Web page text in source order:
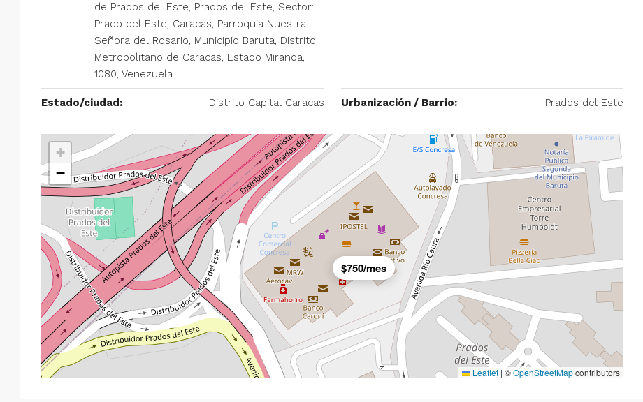
de Prados del Este, Prados del Este, Sector:
Prado del Este, Caracas, Parroquia Nuestra
Señora del Rosario, Municipio Baruta, Distrito
Metropolitano de Caracas, Estado Miranda,
1080, Venezuela
Estado/ciudad: Distrito Capital Caracas Urbanización / Barrio: Prados del Este
$750/mes
+
−
Leaflet | ©OpenStreetMapcontributors
$750/mes
Alquiler en Prados del Este – 2
Habitaciones, 2 Baños, Patio. Amoblado
y Equipado
Centro Comercial Concresa, Avenida Principal de
Prados del Este, Prados del Este, Sector: Prado del
Este, Caracas, Parroquia Nuestra Señora del Rosario,
Municipio Baruta, Distrito Metropolitano de Caracas,
Estado Miranda, 1080, Venezuela
2 2 100 m²
ANEXO
350/mes
Alquiler De Anexo En Prados Del Este
Caracas | Con Planta y tanque
subterráneo
Centro Comercial Concresa, Avenida Principal de
Prados del Este, Prados del Este, Sector: Prado del
Este, Caracas, Parroquia Nuestra Señora del Rosario,
Municipio Baruta, Distrito Metropolitano de Caracas,
Estado Miranda, 1080, Venezuela
1 1 20 m²
ANEXO